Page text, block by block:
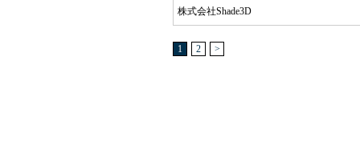
株式会社Shade3D
1 2 >